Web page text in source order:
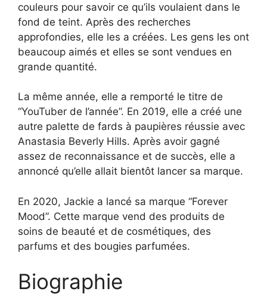
couleurs pour savoir ce qu’ils voulaient dans le
fond de teint. Après des recherches
approfondies, elle les a créées. Les gens les ont
beaucoup aimés et elles se sont vendues en
grande quantité.
La même année, elle a remporté le titre de
“YouTuber de l’année”. En 2019, elle a créé une
autre palette de fards à paupières réussie avec
Anastasia Beverly Hills. Après avoir gagné
assez de reconnaissance et de succès, elle a
annoncé qu’elle allait bientôt lancer sa marque.
En 2020, Jackie a lancé sa marque “Forever
Mood”. Cette marque vend des produits de
soins de beauté et de cosmétiques, des
parfums et des bougies parfumées.
Biographie